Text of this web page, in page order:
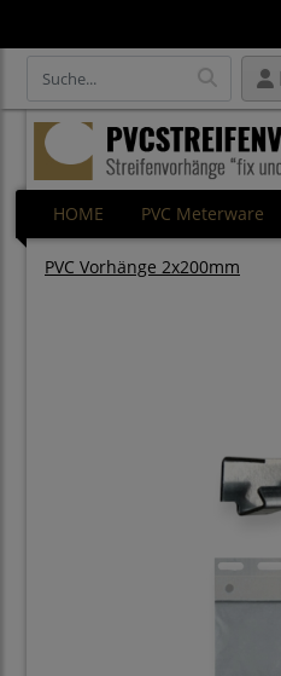
HOME PVC Meterware
PVC Vorhänge 2x200mm